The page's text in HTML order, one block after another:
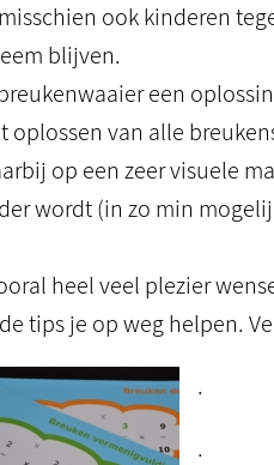
ook kinderen
blijven.
een
oplossen van alle
op een zeer visuele
wordt (in zo min
heel veel plezier
tips je op weg helpen.
.
.